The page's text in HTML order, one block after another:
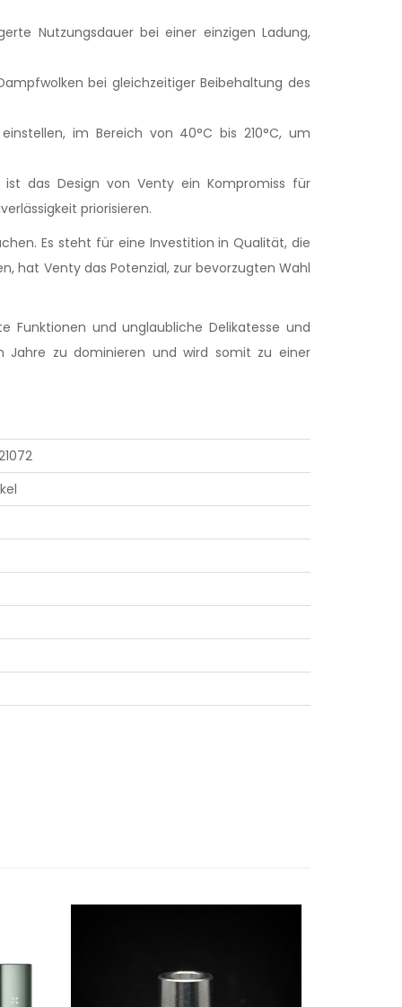
Nutzungsdauer bei einer einzigen Ladung,
bei gleichzeitiger Beibehaltung des
im Bereich von 40°C bis 210°C, um
das Design von Venty ein Kompromiss für
priorisieren.
Es steht für eine Investition in Qualität, die
hat Venty das Potenzial, zur bevorzugten Wahl
Funktionen und unglaubliche Delikatesse und
Jahre zu dominieren und wird somit zu einer